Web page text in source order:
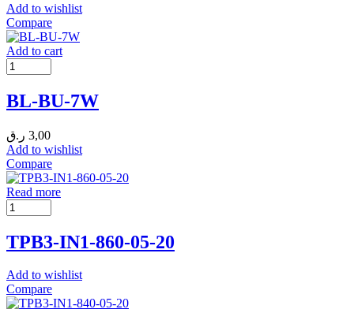
Add to wishlist
Compare
Add to cart
BL-BU-7W
3,00 ر.ق
Add to wishlist
Compare
Read more
TPB3-IN1-860-05-20
Add to wishlist
Compare